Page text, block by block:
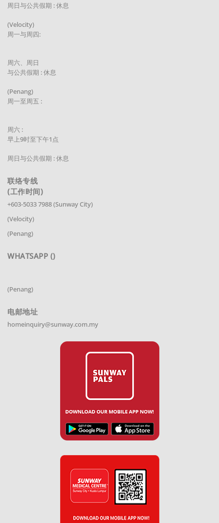
周日与公共假期 : 休息
(Velocity)
周一与周四:
周六、周日
与公共假期 : 休息
(Penang)
周一至周五 :
周六 :
早上9时至下午1点
周日与公共假期 : 休息
联络专线
(工作时间)
+603-5033 7988 (Sunway City)
(Velocity)
(Penang)
WHATSAPP ()
(Penang)
电邮地址
homeinquiry@sunway.com.my